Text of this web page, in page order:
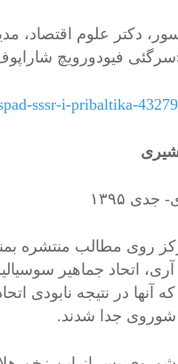
دکتر علوم اقتصاد،
فیودورویچ
sssr-i-pribaltika-
شیری
روی مطالب منتشره
آری، اتحاد جماهیر
شوروی جدا شدند.